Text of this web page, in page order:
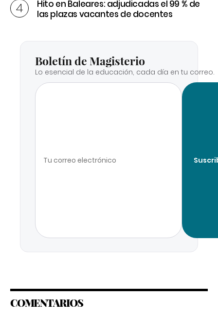
Hito en Baleares: adjudicadas el 99 % de
las plazas vacantes de docentes
Boletín de Magisterio
Lo esencial de la educación, cada día en tu correo.
COMENTARIOS